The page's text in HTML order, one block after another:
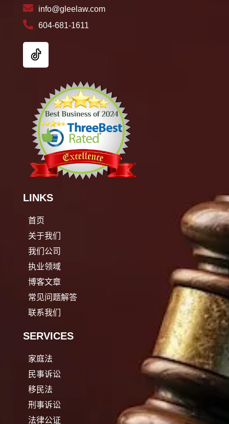
info@gleelaw.com
604-681-1611
LINKS
首页
关于我们
我们公司
执业领域
博客文章
常见问题解答
联系我们
SERVICES
家庭法
民事诉讼
移民法
刑事诉讼
法律公证